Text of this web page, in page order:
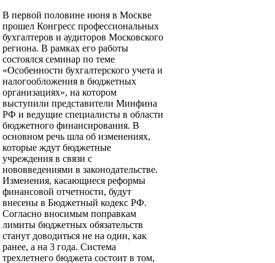
В первой половине июня в Москве
прошел Конгресс профессиональных
бухгалтеров и аудиторов Московского
региона. В рамках его работы
состоялся семинар по теме
«Особенности бухгалтерского учета и
налогообложения в бюджетных
организациях», на котором
выступили представители Минфина
РФ и ведущие специалисты в области
бюджетного финансирования. В
основном речь шла об изменениях,
которые ждут бюджетные
учреждения в связи с
нововведениями в законодательстве.
Изменения, касающиеся реформы
финансовой отчетности, будут
внесены в Бюджетный кодекс РФ.
Согласно вносимым поправкам
лимиты бюджетных обязательств
станут доводиться не на один, как
ранее, а на 3 года. Система
трехлетнего бюджета состоит в том,